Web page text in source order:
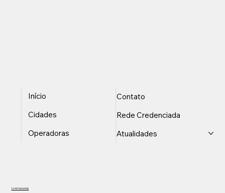
Início
Cidades
Operadoras
Contato
Rede Credenciada
Atualidades
12 99740-6958